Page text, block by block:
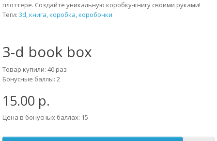
плоттере. Создайте уникальную коробку-книгу своими руками!
Теги: 3d,книга,коробка,коробочки
3-d book box
Товар купили: 40 раз
Бонусные баллы: 2
15.00 р.
Цена в бонусных баллах: 15